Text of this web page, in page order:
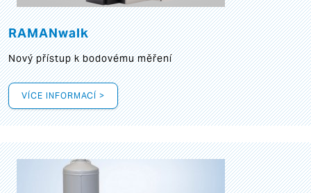
RAMANwalk
Nový přístup k bodovému měření
VÍCE INFORMACÍ >